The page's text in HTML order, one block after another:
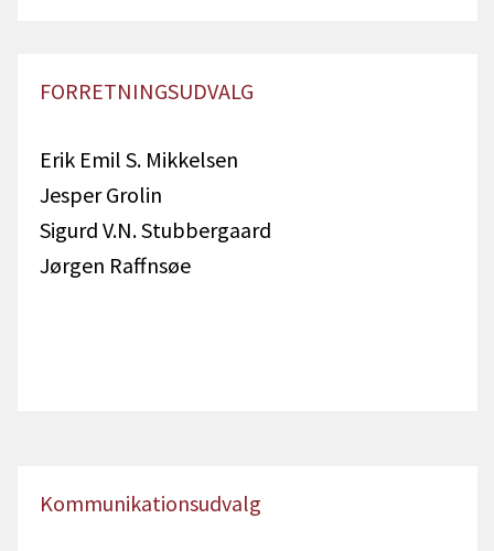
FORRETNINGSUDVALG
Erik Emil S. Mikkelsen
Jesper Grolin
Sigurd V.N. Stubbergaard
Jørgen Raffnsøe
Kommunikationsudvalg